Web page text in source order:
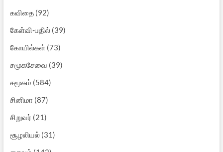
கவிதை(92)
கேள்வி-பதில்(39)
கோயில்கள்(73)
சமூகசேவை (39)
சமூகம் (584)
சினிமா (87)
சிறுவர் (21)
சூழலியல்(31)